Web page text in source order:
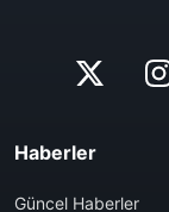
Haberler
Güncel Haberler